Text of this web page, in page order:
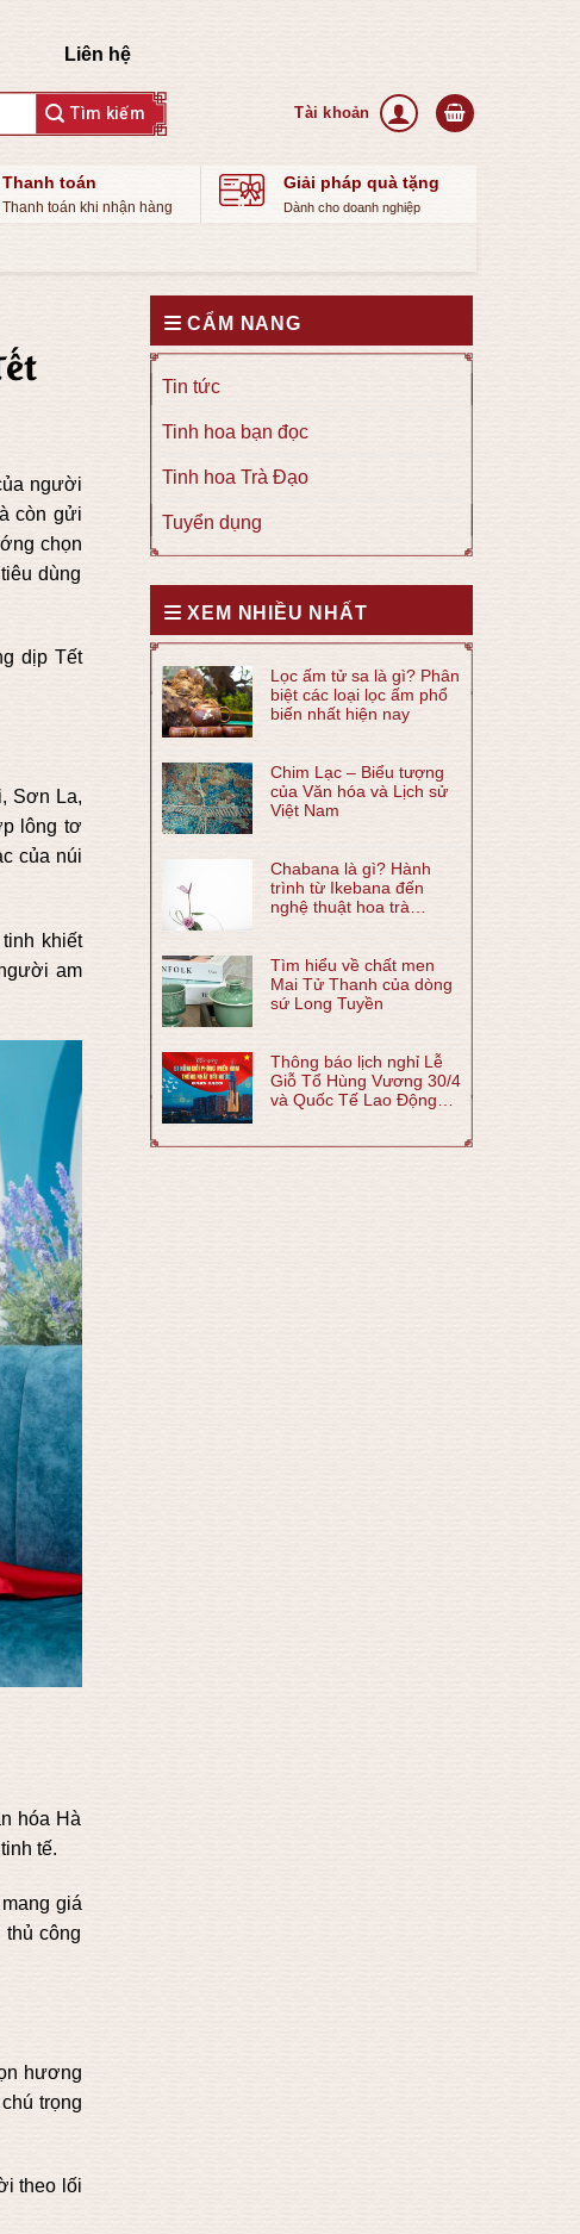
Liên hệ
Thanh toán
Thanh toán khi nhận hàng
Giải pháp quà tặng
Dành cho doanh nghiệp
người
còn gửi
chọn
dùng
dịp Tết
Sơn La,
lông tơ
của núi
khiết
am
hóa Hà
tế.
giá
công
hương
trọng
theo lối
CẨM NANG
Tin tức
Tinh hoa bạn đọc
Tinh hoa Trà Đạo
Tuyển dụng
XEM NHIỀU NHẤT
Lọc ấm tử sa là gì? Phân
biệt các loại lọc ấm phổ
biến nhất hiện nay
Chim Lạc – Biểu tượng
của Văn hóa và Lịch sử
Việt Nam
Chabana là gì? Hành
trình từ Ikebana đến
nghệ thuật hoa trà
Tìm hiểu về chất men
Mai Tử Thanh của dòng
sứ Long Tuyền
Thông báo lịch nghỉ Lễ
Giỗ Tổ Hùng Vương 30/4
và Quốc Tế Lao Động